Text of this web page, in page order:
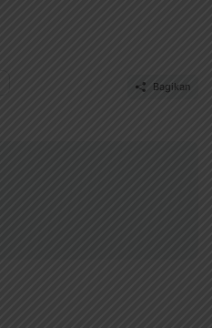
Bagikan